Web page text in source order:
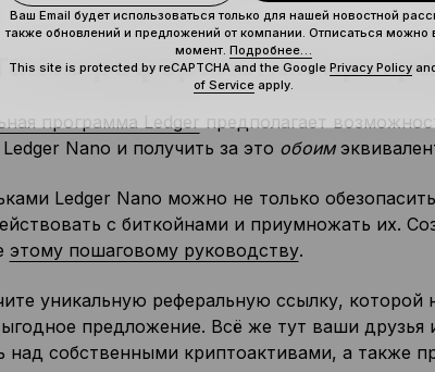
реферальная
программа Ledgerпредполагает
Nano и получить за это обоим
Ledger Nano можно не только
с биткойнами и приумножать их.
этому пошаговому руководству.
уникальную реферальную ссылку,
предложение. Всё же тут ваши
над собственными криптоактивами, а также
Ваш Email будет использоваться только для нашей новостной
также обновлений и предложений от компании. Отписаться можно
момент. Подробнее…
This site is protected by reCAPTCHA and the Google Privacy Policy
of Service apply.